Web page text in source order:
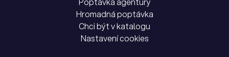
Hromadná poptávka
Chci být v katalogu
Nastavení cookies